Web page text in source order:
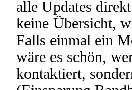
alle Updates
keine Übersicht,
Falls einmal ein
wäre es schön,
kontaktiert,